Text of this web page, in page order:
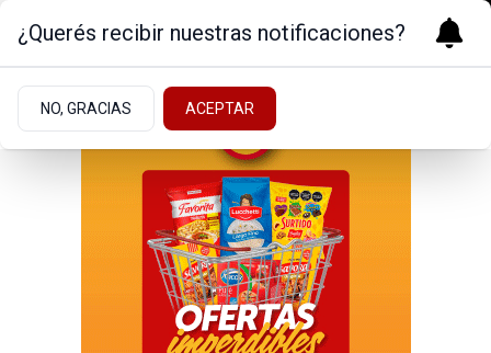
¿Querés recibir nuestras notificaciones?
NO, GRACIAS ACEPTAR